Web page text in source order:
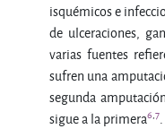
isquémicos e
de ulceraciones,
varias fuentes
sufren una
segunda
sigue a la primera6 7.